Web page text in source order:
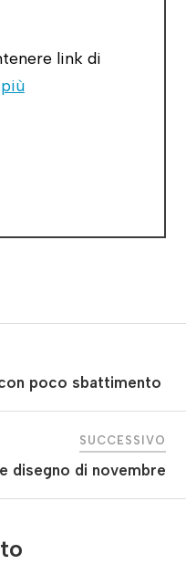
link di
poco sbattimento
SUCCESSIVO
disegno di novembre